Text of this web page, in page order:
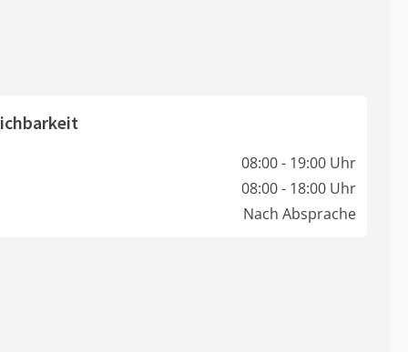
08:00 - 19:00 Uhr
08:00 - 18:00 Uhr
Nach Absprache